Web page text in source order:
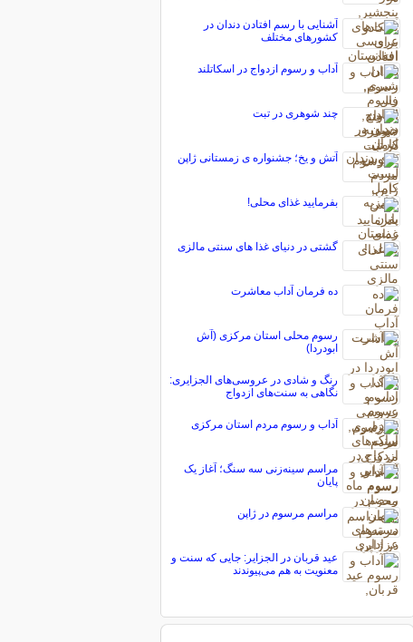
آشنایی با رسم افتادن دندان در
کشورهای مختلف
آداب و رسوم ازدواج در اسكاتلند
چند شوهری در تبت
آتش و یخ؛ جشنواره ی زمستانی ژاپن
بفرمایید غذای محلی!
گشتی در دنیای غذا های سنتی مالزی
ده فرمان آداب معاشرت
رسوم محلی استان مرکزی (آش
ابودردا)
رنگ و شادی در عروسی‌های الجزایری:
نگاهی به سنت‌های ازدواج
آداب و رسوم مردم استان مرکزی
مراسم سینه‌زنی سه سنگ؛ آغاز یک
پایان
مراسم مرسوم در ژاپن
عید قربان در الجزایر: جایی که سنت و
معنویت به هم می‌پیوندند